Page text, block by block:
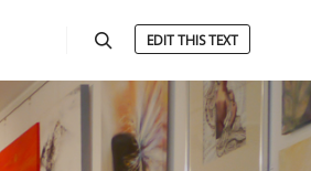
EDIT THIS TEXT